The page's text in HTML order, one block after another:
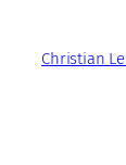
springenChristian